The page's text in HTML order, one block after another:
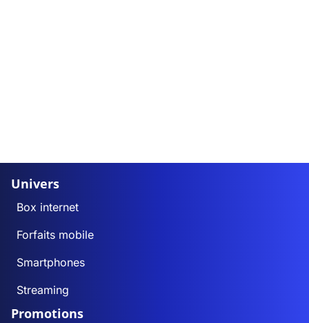
Univers
Box internet
Forfaits mobile
Smartphones
Streaming
Promotions